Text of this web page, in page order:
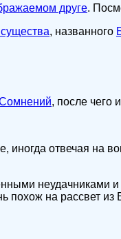
друге.
, названного
, после чего
отвечая на
похож на рассвет